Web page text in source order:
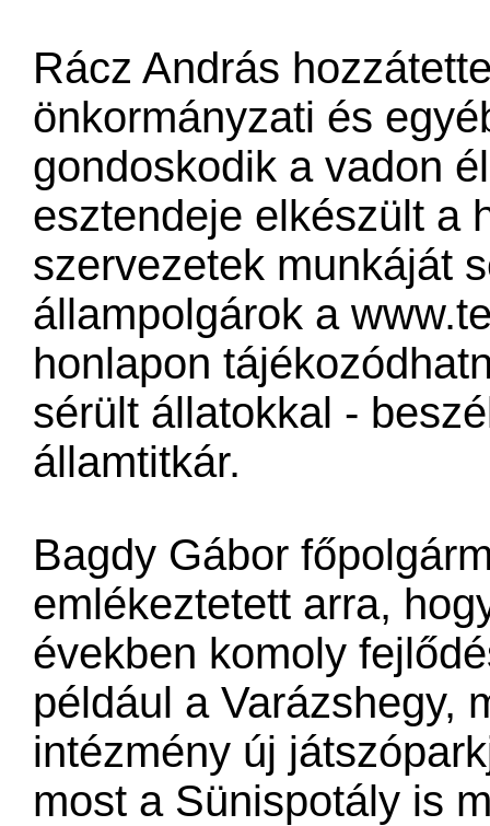
Rácz András
önkormányzati és
gondoskodik a vadon
esztendeje elkészült a
szervezetek munkáját
állampolgárok a
honlapon
sérült állatokkal -
államtitkár.
Bagdy Gábor
emlékeztetett arra,
években komoly
például a Varázshegy,
intézmény új
most a Sünispotály is